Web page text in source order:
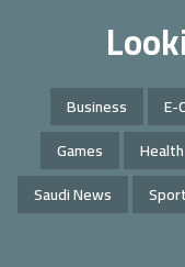
Business E-
Games
Health
Saudi News